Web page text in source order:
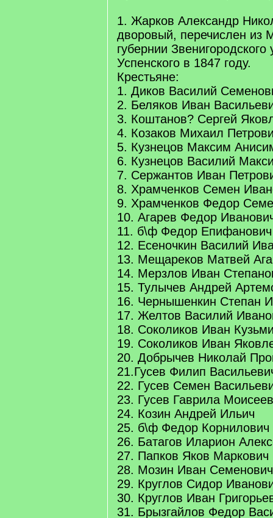
1. Жарков Александр
дворовый, перечислен из
губернии Звенигородского
Успенского в 1847 году.
Крестьяне:
1. Диков Василий
2. Беляков Иван
3. Коштанов? Сергей
4. Козаков Михаил
5. Кузнецов Максим
6. Кузнецов Василий
7. Сержантов Иван
8. Храмченков Семен
9. Храмченков Федор
10. Агарев Федор
11. б\ф Федор Епифанович
12. Есеночкин Василий
13. Мещареков Матвей
14. Мерзлов Иван
15. Тулычев Андрей
16. Чернышенкин Степан
17. Желтов Василий
18. Соколиков Иван
19. Соколиков Иван
20. Добрычев Николай
21.Гусев Филип
22. Гусев Семен
23. Гусев Гаврила
24. Козин Андрей Ильич
25. б\ф Федор Корнилович
26. Батагов Иларион
27. Папков Яков Маркович
28. Мозин Иван Семенович
29. Круглов Сидор
30. Круглов Иван
31. Брызгайлов Федор